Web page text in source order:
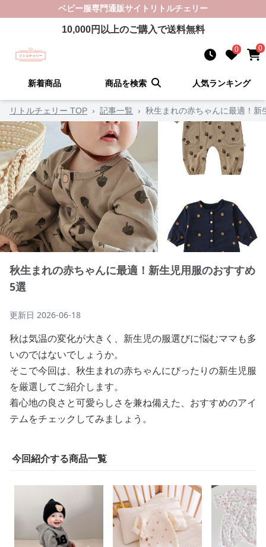
ベビー服専門通販サイト リトルチェリー
10,000円以上のご購入で送料無料
0 0
新着商品 商品を検索 人気ランキング
リトルチェリー TOP › 記事一覧 › 秋生まれの赤ちゃんに最適！新
秋生まれの赤ちゃんに最適！新生児用服のおすすめ
5選
更新日 2026-06-18
秋は気温の変化が大きく、新生児の服選びに悩むママも多
いのではないでしょうか。
そこで今回は、秋生まれの赤ちゃんにぴったりの新生児服
を厳選してご紹介します。
着心地の良さと可愛らしさを兼ね備えた、おすすめのアイ
テムをチェックしてみましょう。
今回紹介する商品一覧